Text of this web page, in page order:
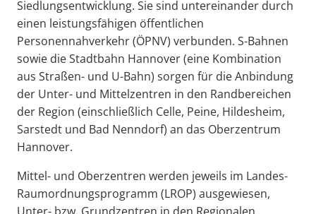
Siedlungsentwicklung. Sie sind untereinander durch
einen leistungsfähigen öffentlichen
Personennahverkehr (ÖPNV) verbunden. S-Bahnen
sowie die Stadtbahn Hannover (eine Kombination
aus Straßen- und U-Bahn) sorgen für die Anbindung
der Unter- und Mittelzentren in den Randbereichen
der Region (einschließlich Celle, Peine, Hildesheim,
Sarstedt und Bad Nenndorf) an das Oberzentrum
Hannover.
Mittel- und Oberzentren werden jeweils im Landes-
Raumordnungsprogramm (LROP) ausgewiesen,